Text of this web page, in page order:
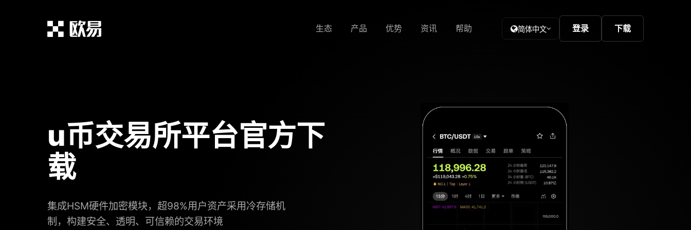
生态 产品 优势 资讯 帮助 简体中文 登录 下载
u币交易所平台官方下
载
集成HSM硬件加密模块，超98%用户资产采用冷存储机
制，构建安全、透明、可信赖的交易环境